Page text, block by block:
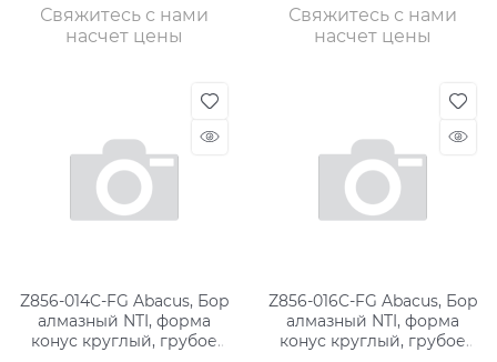
Свяжитесь с нами
насчет цены
Свяжитесь с нами
насчет цены
Z856-014C-FG Abacus, Бор
алмазный NTI, форма
конус круглый, грубое
Z856-016C-FG Abacus, Бор
алмазный NTI, форма
конус круглый, грубое